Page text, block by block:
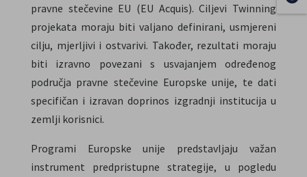
pravne stečevine EU (EU Acquis). Ciljevi Twinning
projekata moraju biti valjano definirani, usmjereni
cilju, mjerljivi i ostvarivi. Također, rezultati moraju
biti izravno povezani s usvajanjem određenog
područja pravne stečevine Europske unije, te dati
specifičan i izravan doprinos izgradnji institucija u
zemlji korisnici.
Programi Europske unije predstavljaju važan
instrument predpristupne strategije, u pogledu